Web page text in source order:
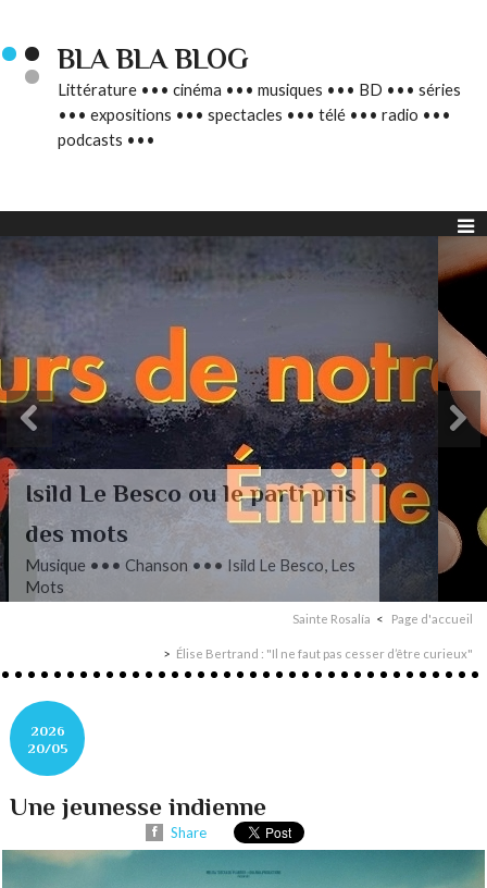
BLA BLA BLOG
Littérature ••• cinéma ••• musiques ••• BD ••• séries
••• expositions ••• spectacles ••• télé ••• radio •••
podcasts •••
L’autre Mendelssohn
Musique ••• Classique ••• Fanny
Sainte Rosalía Page d'accueil
Élise Bertrand : "Il ne faut pas cesser d’être curieux"
2026
20/05
Une jeunesse indienne
Share